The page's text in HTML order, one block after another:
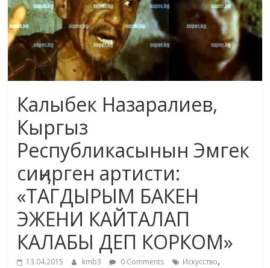
жана
адабияты
Калыбек Назаралиев,
Кыргыз
Республикасынын Эмгек
сиӊирген артисти:
«ТАГДЫРЫМ БАКЕН
ЭЖЕНИ КАЙТАЛАП
КАЛАБЫ ДЕП КОРКОМ»
13.04.2015 kmb3 0 Comments Искусство,